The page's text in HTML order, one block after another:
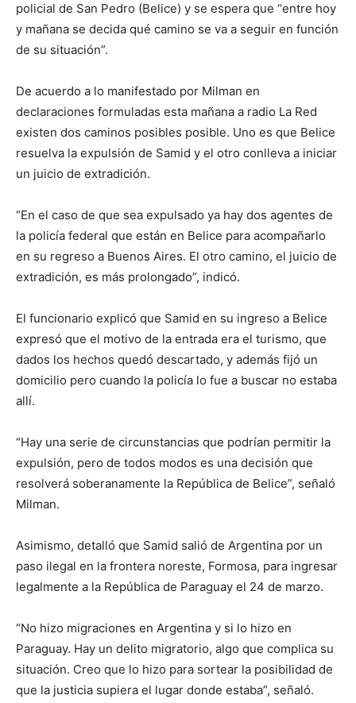
policial de San Pedro (Belice) y se espera que “entre hoy
y mañana se decida qué camino se va a seguir en función
de su situación”.
De acuerdo a lo manifestado por Milman en
declaraciones formuladas esta mañana a radio La Red
existen dos caminos posibles posible. Uno es que Belice
resuelva la expulsión de Samid y el otro conlleva a iniciar
un juicio de extradición.
“En el caso de que sea expulsado ya hay dos agentes de
la policía federal que están en Belice para acompañarlo
en su regreso a Buenos Aires. El otro camino, el juicio de
extradición, es más prolongado”, indicó.
El funcionario explicó que Samid en su ingreso a Belice
expresó que el motivo de la entrada era el turismo, que
dados los hechos quedó descartado, y además fijó un
domicilio pero cuando la policía lo fue a buscar no estaba
allí.
“Hay una serie de circunstancias que podrían permitir la
expulsión, pero de todos modos es una decisión que
resolverá soberanamente la República de Belice”, señaló
Milman.
Asimismo, detalló que Samid salió de Argentina por un
paso ilegal en la frontera noreste, Formosa, para ingresar
legalmente a la República de Paraguay el 24 de marzo.
“No hizo migraciones en Argentina y si lo hizo en
Paraguay. Hay un delito migratorio, algo que complica su
situación. Creo que lo hizo para sortear la posibilidad de
que la justicia supiera el lugar donde estaba”, señaló.